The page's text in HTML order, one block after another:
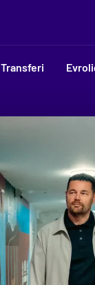
Transferi